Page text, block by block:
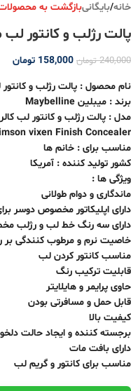
خانه/بایگانیبازگشت به
پالت رژلب و کانتور لب
240,000 تومان 158,000 تومان
نام محصول : پالت رژلب و کانتور
برند : میبلین Maybelline
مدل : پالت رژلب و کانتور لب
vixen Finish Concealer
مناسب برای : خانم ها
کشور تولید کننده : آمریکا
ویژگی ها :
ماندگاری و دوام طولانی
دارای اپلیکاتور مخصوص دوسر
دارای سه رنگ خط لب و رژلب
خاصیت نرم و مرطوب کنندگی بر
مناسب کانتور کردن لب
قابلیت ترکیب رنگ
حاوی پرایمر و هایلایتر
قابل حمل و مسافرتی بودن
کیفیت بالا
برجسته کننده و ایجاد حالت
دارای بافت مات
مناسب برای کانتور و گریم لب